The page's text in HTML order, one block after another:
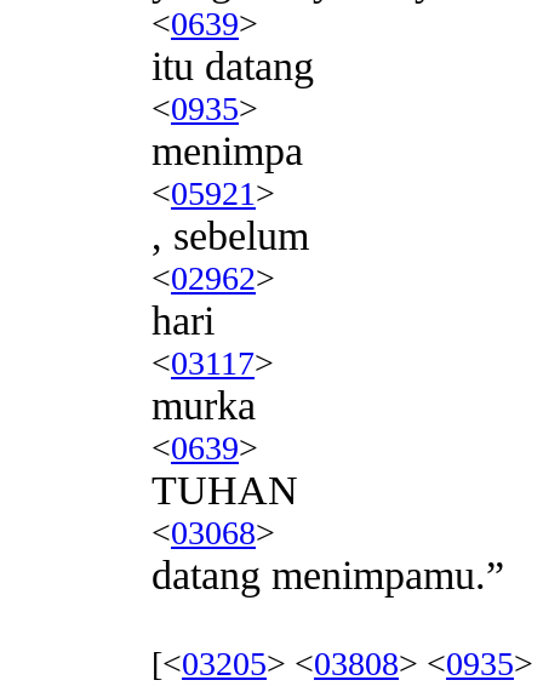
<0639>
itu datang
<0935>
menimpa
<05921>
, sebelum
<02962>
hari
<03117>
murka
<0639>
TUHAN
<03068>
datang menimpamu.”
[<03205> <03808> <0935>